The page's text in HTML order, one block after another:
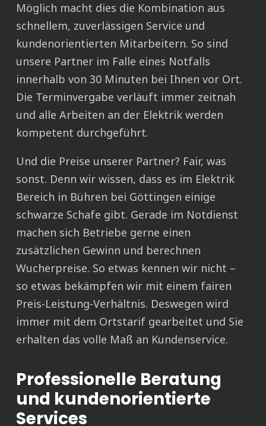
Möglich macht dies die Kombination aus
schnellem, zuverlässigen Service und
kundenorientierten Mitarbeitern. So sind
unsere Partner im Falle eines Notfalls
innerhalb von 30 Minuten bei Ihnen vor Ort.
Die Terminvergabe verläuft immer zeitnah
und alle Arbeiten an der Elektrik werden
kompetent durchgeführt.
Und die Preise unserer Partner? Fair, was
sonst. Denn wir wissen, dass es im Elektrik
Bereich in Bühren bei Göttingen einige
schwarze Schafe gibt. Gerade im Notdienst
machen sich Betriebe gerne einen
zusätzlichen Gewinn und berechnen
Wucherpreise. So etwas kennen wir nicht –
so etwas bekämpfen wir mit einem fairen
Preis-Leistung-Verhältnis. Deswegen wird
immer mit dem Ortstarif gearbeitet und Sie
erhalten das volle Maß an Kundenservice.
Professionelle Beratung
und kundenorientierte
Services